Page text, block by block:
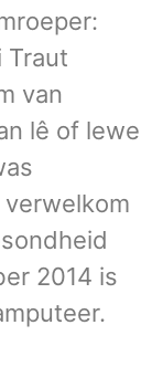
Traut
van
lê of lewe
2014 is